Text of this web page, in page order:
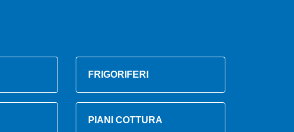
FRIGORIFERI
PIANI COTTURA